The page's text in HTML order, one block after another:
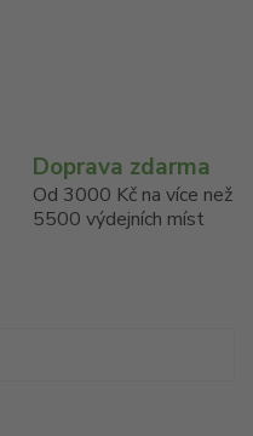
Doprava zdarma
Od 3000 Kč na více než
5500 výdejních míst